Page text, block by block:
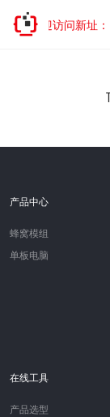
移，欢迎访问新址
产品中心
蜂窝模组
单板电脑
在线工具
产品选型